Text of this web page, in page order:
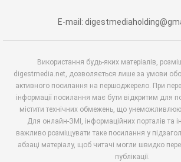
E-mail:
Використання будь-яких матеріалів,
digestmedia.net, дозволяється лише за умови
активного посилання на першоджерело. При
інформації посилання має бути відкритим для
містити технічних обмежень, що
Для онлайн-ЗМІ, інформаційних порталів та
важливо розміщувати таке посилання у
абзаці матеріалу, щоб читачі могли швидко
публікації.